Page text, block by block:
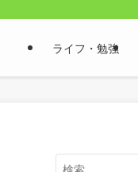
ライフ・勉強